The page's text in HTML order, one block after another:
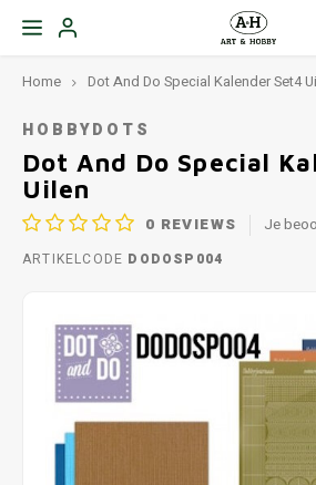
Home Dot And Do Special Kalender Set4
HOBBYDOTS
Dot And Do Special
Uilen
0 REVIEWS Je
ARTIKELCODE DODOSP004